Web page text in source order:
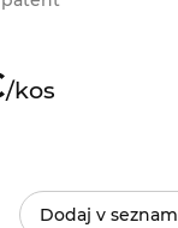
/kos
Dodaj v seznam